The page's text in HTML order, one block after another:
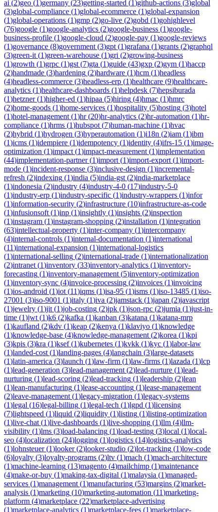
ai (2)geo (1)germany (23)getting-started (1)github-actions (3)global
(3)global-compliance (1)global-ecommerce (1)global-expansion
(1)global-operations (1)gmp (2)go-live (2)gobd (1)gohighlevel
(76)google (1)google-analytics (2)google-business (1)google-
business-profile (1)google-cloud (2)google-pay (1)google-reviews
(1)governance (8)government (3)gpt (1)grafana (1)grants (2)graphql
(3)green-it (1)green-warehouse (1)gri (2)growing-business
(1)growth (1)grpc (1)gst (7)gta (1)guide (43)gxp (2)gym (1)haccp
(2)handmade (3)hardening (2)hardware (1)hcm (1)headless
(4)headless-commerce (3)headless-erp (1)healthcare (9)healthcare-
analytics (1)healthcare-dashboards (1)helpdesk (7)hepsiburada
(1)hetzner(1)higher-ed (1)hipaa (5)hiring (4)hmac (1)hmrc
(2)home-goods (1)home-services (1)hospitality (5)hosting (3)hotel
(1)hotel-management (1)hr(20)hr-analytics (2)hr-automation (1)hr-
compliance (1)hrms (1)hubspot (7)human-machine (1)hvac
(2)hybrid (1)hydrogen (3)hyperautomation (1)i18n (2)iam (1)ibm
(1)icms (1)idempiere (1)idempotency (1)identity (4)ifrs-15 (1)image-
optimization (1)impact (1)impact-measurement (1)implementation
(44)implementation-partner(1)import (1)import-export (1)import-
mode (1)incident-response (3)inclusive-design (1)incremental-
refresh (2)indexing (1)india (5)india-gst (2)india-marketplace
(1)indonesia (2)industry (4)industry-4-0 (17)industry-5-0
(1)industry-erp (1)industry-specific (1)industry-wrappers (1)infor
(1)information-security (2)infrastructure (10)infrastructure-as-code
(1)infusionsoft (1)inp (1)insightly (1)insights (2)inspection
(1)instagram (1)instagram-shopping (2)installation (1)integration
(63)intellectual-property (1)inter-company (1)intercompany
(4)internal-controls (1)internal-documentation (1)international
(11)international-expansion (1)international-logistics
(1)international-selling (2)international-trade (1)internationalization
(2)intranet (1)inventory (33)inventory-analytics (1)inventory-
forecasting (1)inventory-management (5)inventory-optimization
(1)inventory-sync (4)invoice-processing (2)invoices (1)invoicing
(1)ios-android (1)iot (11)iqms (1)isa-95 (1)isms (1)iso-13485 (1)iso-
27001 (3)iso-9001 (1)italy (1)iva (2)jamstack (1)japan (2)javascript
(1)jewelry (1)jit (1)job-costing (2)jpk (1)json-rpc (2)jumia (1)just-in-
time (1)jwt (1)k6 (2)kafka (1)kanban (3)katana (1)katana-mrp
(1)kaufland (2)kdv (1)keap (2)kenya (1)klaviyo (1)knowledge
(1)knowledge-base (4)knowledge-management (2)korea (1)kpi
(3)kpis (3)kra (1)ksef(1)kubernetes (1)kvkk (1)kyc (1)labor-law
(1)landed-cost (1)landing-pages (4)langchain (3)large-datasets
(1)latin-america (3)launch (1)law-firm (1)law-firms (1)lazada (1)lcp
(1)lead-generation (3)lead-management (2)lead-nurture (1)lead-
nurturing (1)lead-scoring (2)lead-tracking (1)leadership (2)lean
(1)lean-manufacturing (1)lease-accounting (1)lease-management
(2)leave-management (1)legacy-migration (1)legacy-systems
(1)legal (16)legal-billing (1)legal-tech (1)lgpd (1)licensing
(7)lightspeed (1)liquid (2)liquidity (1)listing (1)listing-optimization
(1)live-chat (1)live-dashboards (1)live-shopping (1)llm (4)llm-
visibility (1)lms (3)load-balancing (1)load-testing (3)local (1)local-
seo (4)localization (24)logging (1)logistics (14)logistics-analytics
(1)lohnsteuer(1)looker(2)looker-studio (2)lot-tracking (1)low-code
(6)loyalty (3)loyalty-programs (2)ltv (1)mach (1)mach-architecture
(1)machine-learning (13)magento (4)mailchimp (1)maintenance
(4)make-or-buy (1)making-tax-digital (1)malaysia (1)managed-
services (1)management (1)manufacturing (53)margins (2)market-
analysis (1)marketing (10)marketing-automation (11)marketing-
platform (4)marketplace (22)marketplace-advertising
(1)marketplace-analytics (1)marketplace-fees (1)marketplace-